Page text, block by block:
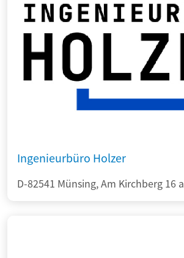
Ingenieurbüro Holzer
D-82541 Münsing, Am Kirchberg 16 a